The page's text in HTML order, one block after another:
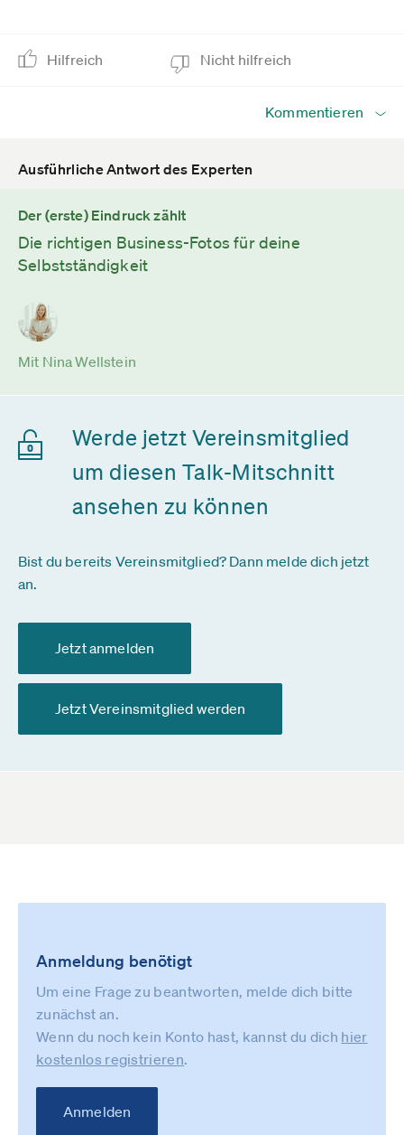
Hilfreich Nicht hilfreich
Kommentieren
Ausführliche Antwort des Experten
Der (erste) Eindruck zählt
Die richtigen Business-Fotos für deine
Selbstständigkeit
Mit Nina Wellstein
Werde jetzt Vereinsmitglied
um diesen Talk-Mitschnitt
ansehen zu können
Bist du bereits Vereinsmitglied? Dann melde dich jetzt
an.
Jetzt anmelden
Jetzt Vereinsmitglied werden
Anmeldung benötigt
Um eine Frage zu beantworten, melde dich bitte
zunächst an.
Wenn du noch kein Konto hast, kannst du dich hier
kostenlos registrieren.
Anmelden